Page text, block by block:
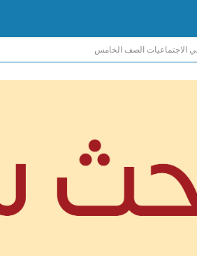
الاجتماعيات الصف الخامس